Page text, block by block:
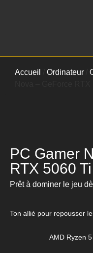
Accueil Ordinateur
PC Gamer
RTX 5060 Ti
Prêt à dominer le jeu
Ton allié pour repousser
AMD Ryzen